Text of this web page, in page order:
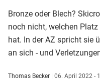
Bronze oder Blech?
noch nicht, welchen
hat. In der AZ spricht sie
an sich - und
Thomas Becker 06. April 2022 -